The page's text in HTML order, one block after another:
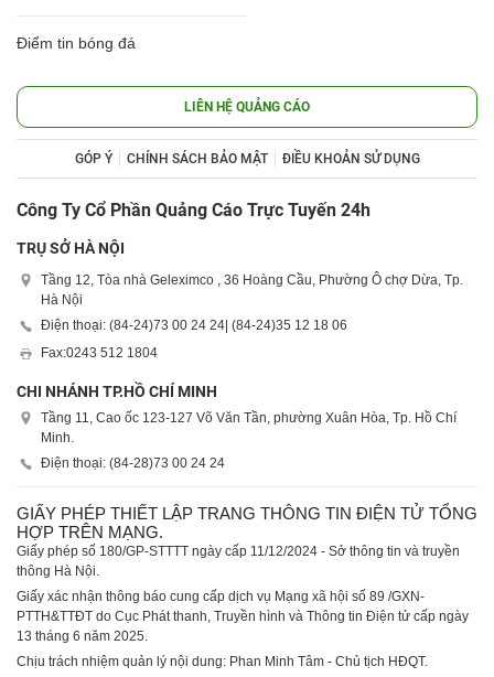
Điểm tin bóng đá
LIÊN HỆ QUẢNG CÁO
GÓP Ý CHÍNH SÁCH BẢO MẬT ĐIỀU KHOẢN SỬ DỤNG
Công Ty Cổ Phần Quảng Cáo Trực Tuyến 24h
TRỤ SỞ HÀ NỘI
Tầng 12, Tòa nhà Geleximco , 36 Hoàng Cầu, Phường Ô chợ Dừa, Tp.
Hà Nội
Điện thoại: (84-24)73 00 24 24| (84-24)35 12 18 06
Fax:0243 512 1804
CHI NHÁNH TP.HỒ CHÍ MINH
Tầng 11, Cao ốc 123-127 Võ Văn Tần, phường Xuân Hòa, Tp. Hồ Chí
Minh.
Điện thoại: (84-28)73 00 24 24
GIẤY PHÉP THIẾT LẬP TRANG THÔNG TIN ĐIỆN TỬ TỔNG
HỢP TRÊN MẠNG.
Giấy phép số 180/GP-STTTT ngày cấp 11/12/2024 - Sở thông tin và truyền
thông Hà Nội.
Giấy xác nhận thông báo cung cấp dịch vụ Mạng xã hội số 89 /GXN-
PTTH&TTĐT do Cục Phát thanh, Truyền hình và Thông tin Điện tử cấp ngày
13 tháng 6 năm 2025.
Chịu trách nhiệm quản lý nội dung: Phan Minh Tâm - Chủ tịch HĐQT.